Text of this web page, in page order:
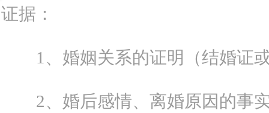
证据：
1、婚姻关系的证明（结婚证
2、婚后感情、离婚原因的事实